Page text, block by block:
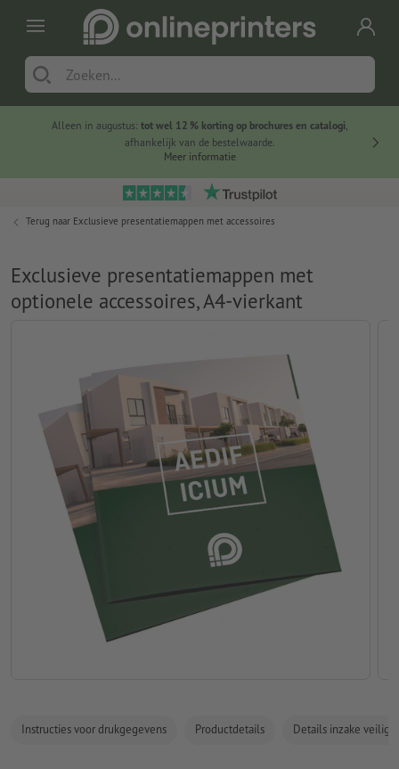
Alleen in augustus: tot wel 12 % korting op brochures en catalogi,
afhankelijk van de bestelwaarde.
Meer informatie
Terug naar Exclusieve presentatiemappen met accessoires
Exclusieve presentatiemappen met
optionele accessoires, A4-vierkant
Instructies voor drukgegevens Productdetails Details inzake